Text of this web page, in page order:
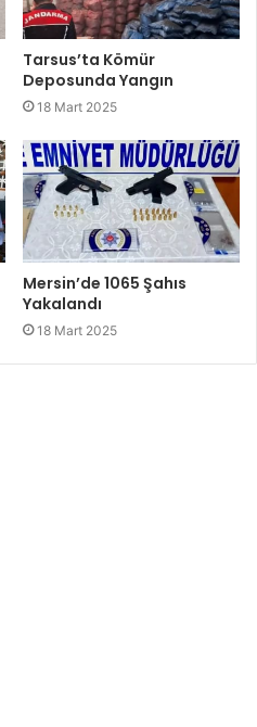
Tarsus’ta Kömür
Deposunda Yangın
18 Mart 2025
Mersin’de 1065 Şahıs
Yakalandı
18 Mart 2025